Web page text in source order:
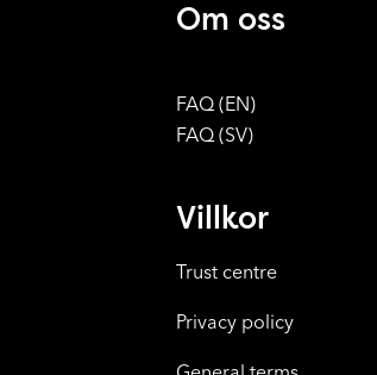
Om oss
FAQ (EN)
FAQ (SV)
Villkor
Trust centre
Privacy policy